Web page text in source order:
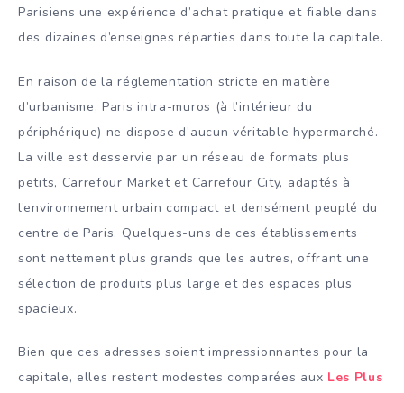
Parisiens une expérience d’achat pratique et fiable dans
des dizaines d’enseignes réparties dans toute la capitale.
En raison de la réglementation stricte en matière
d’urbanisme, Paris intra-muros (à l’intérieur du
périphérique) ne dispose d’aucun véritable hypermarché.
La ville est desservie par un réseau de formats plus
petits, Carrefour Market et Carrefour City, adaptés à
l’environnement urbain compact et densément peuplé du
centre de Paris. Quelques-uns de ces établissements
sont nettement plus grands que les autres, offrant une
sélection de produits plus large et des espaces plus
spacieux.
Bien que ces adresses soient impressionnantes pour la
capitale, elles restent modestes comparées aux Les Plus